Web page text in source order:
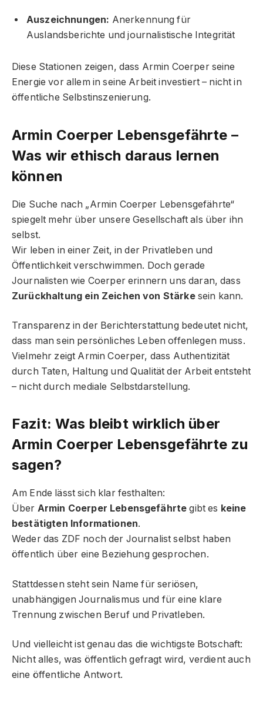
Auszeichnungen: Anerkennung für
Auslandsberichte und journalistische Integrität
Diese Stationen zeigen, dass Armin Coerper seine
Energie vor allem in seine Arbeit investiert – nicht in
öffentliche Selbstinszenierung.
Armin Coerper Lebensgefährte –
Was wir ethisch daraus lernen
können
Die Suche nach „Armin Coerper Lebensgefährte“
spiegelt mehr über unsere Gesellschaft als über ihn
selbst.
Wir leben in einer Zeit, in der Privatleben und
Öffentlichkeit verschwimmen. Doch gerade
Journalisten wie Coerper erinnern uns daran, dass
Zurückhaltung ein Zeichen von Stärkesein kann.
Transparenz in der Berichterstattung bedeutet nicht,
dass man sein persönliches Leben offenlegen muss.
Vielmehr zeigt Armin Coerper, dass Authentizität
durch Taten, Haltung und Qualität der Arbeit entsteht
– nicht durch mediale Selbstdarstellung.
Fazit: Was bleibt wirklich über
Armin Coerper Lebensgefährte zu
sagen?
Am Ende lässt sich klar festhalten:
Über Armin Coerper Lebensgefährte gibt es keine
bestätigten Informationen.
Weder das ZDF noch der Journalist selbst haben
öffentlich über eine Beziehung gesprochen.
Stattdessen steht sein Name für seriösen,
unabhängigen Journalismus und für eine klare
Trennung zwischen Beruf und Privatleben.
Und vielleicht ist genau das die wichtigste Botschaft:
Nicht alles, was öffentlich gefragt wird, verdient auch
eine öffentliche Antwort.